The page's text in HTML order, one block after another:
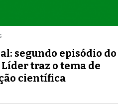
segundo episódio do
traz o tema de
científica